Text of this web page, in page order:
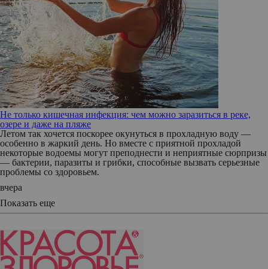
Не только кишечная инфекция: чем можно заразиться в реке,
озере и даже на пляже
Летом так хочется поскорее окунуться в прохладную воду —
особенно в жаркий день. Но вместе с приятной прохладой
некоторые водоемы могут преподнести и неприятные сюрпризы
— бактерии, паразиты и грибки, способные вызвать серьезные
проблемы со здоровьем.
вчера
Показать еще